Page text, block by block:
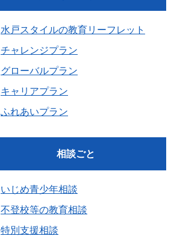
水戸スタイルの教育リーフレット
チャレンジプラン
グローバルプラン
キャリアプラン
ふれあいプラン
相談ごと
いじめ青少年相談
不登校等の教育相談
特別支援相談